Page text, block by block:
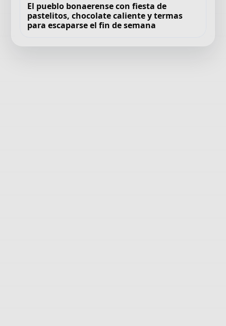
El pueblo bonaerense con fiesta de
pastelitos, chocolate caliente y termas
para escaparse el fin de semana